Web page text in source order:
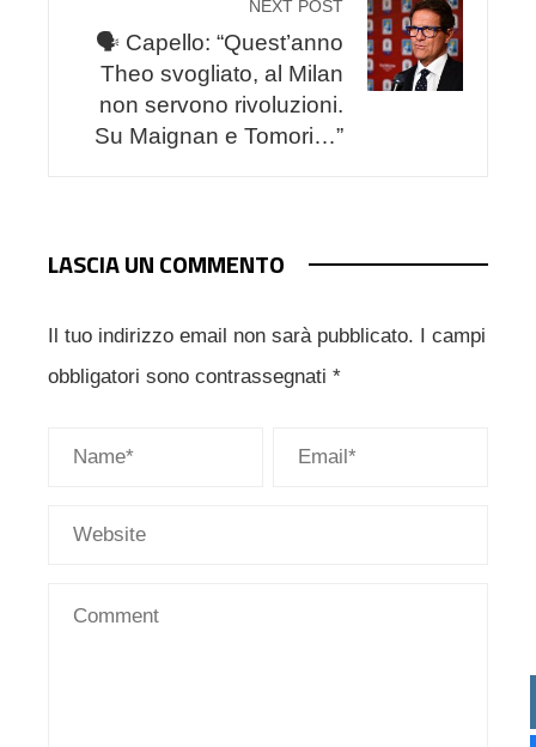
NEXT POST
🗣 Capello: “Quest’anno
Theo svogliato, al Milan
non servono rivoluzioni.
Su Maignan e Tomori…”
LASCIA UN COMMENTO
Il tuo indirizzo email non sarà pubblicato. I campi
obbligatori sono contrassegnati *